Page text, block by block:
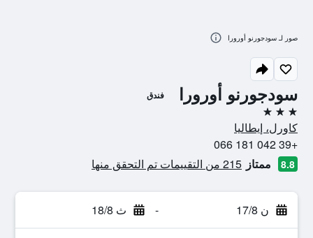
سودجورنو أورورا فندق
3 نجوم
كاورل، إيطاليا
+39 042 181 066
8.8 ممتاز 215 من التقييمات تم التحقق منها
ن 17/8 - ث 18/8
صور لـ سودجورنو أورورا